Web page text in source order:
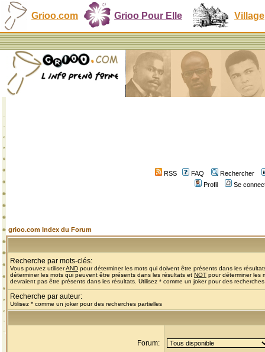
Grioo.com Grioo Pour Elle Village
RSS FAQ
Rechercher
Profil
Se
grioo.com Index du Forum
Recherche par mots-clés:
Vous pouvez utiliserAND pour déterminer les mots qui doivent être présents dans les
déterminer les mots qui peuvent être présents dans les résultats et NOT pour déterminer les
devraient pas être présents dans les résultats. Utilisez * comme un joker pour des
Recherche par auteur:
Utilisez * comme un joker pour des recherches partielles
Forum: